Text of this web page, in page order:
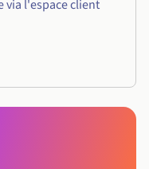
via l'espace client